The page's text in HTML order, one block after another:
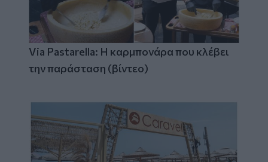
Via Pastarella: Η καρμπονάρα που κλέβει
την παράσταση (βίντεο)